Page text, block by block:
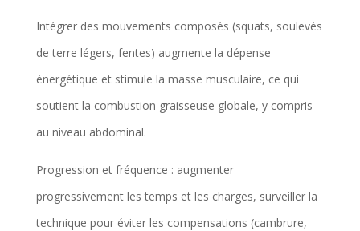
Intégrer des mouvements composés (squats, soulevés
de terre légers, fentes) augmente la dépense
énergétique et stimule la masse musculaire, ce qui
soutient la combustion graisseuse globale, y compris
au niveau abdominal.
Progression et fréquence : augmenter
progressivement les temps et les charges, surveiller la
technique pour éviter les compensations (cambrure,